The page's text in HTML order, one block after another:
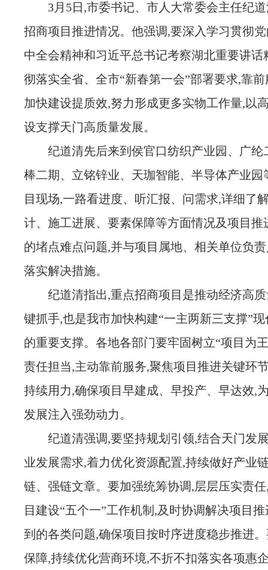
3月5日,市委书记、市人大常委会主任纪
招商项目推进情况。他强调,要深入学习贯彻
中全会精神和习近平总书记考察湖北重要讲话
彻落实全省、全市“新春第一会”部署要求,靠
加快建设提质效,努力形成更多实物工作量,以
设支撑天门高质量发展。
纪道清先后来到侯官口纺织产业园、广纶
棒二期、立铭锌业、天珈智能、半导体产业园
目现场,一路看进度、听汇报、问需求,详细了
计、施工进展、要素保障等方面情况及项目推
的堵点难点问题,并与项目属地、相关单位负
落实解决措施。
纪道清指出,重点招商项目是推动经济高
键抓手,也是我市加快构建“一主两新三支撑”
的重要支撑。各地各部门要牢固树立“项目为
责任担当,主动靠前服务,聚焦项目推进关键环
持续用力,确保项目早建成、早投产、早达效,
发展注入强劲动力。
纪道清强调,要坚持规划引领,结合天门发
业发展需求,着力优化资源配置,持续做好产业
链、强链文章。要加强统筹协调,层层压实责
目建设“五个一”工作机制,及时协调解决项目
到的各类问题,确保项目按时序进度稳步推进
保障,持续优化营商环境,不折不扣落实各项惠